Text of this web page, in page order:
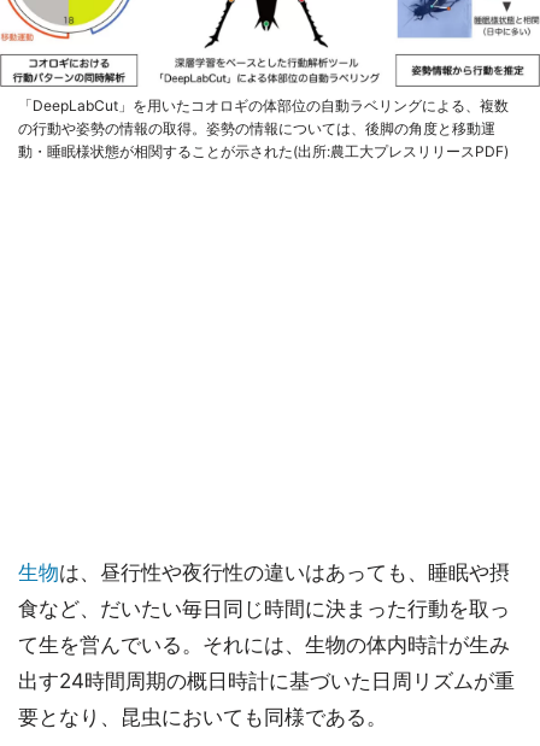
「DeepLabCut」を用いたコオロギの体部位の自動ラベリングによる、複数
の行動や姿勢の情報の取得。姿勢の情報については、後脚の角度と移動運
動・睡眠様状態が相関することが示された(出所:農工大プレスリリースPDF)
生物は、昼行性や夜行性の違いはあっても、睡眠や摂
食など、だいたい毎日同じ時間に決まった行動を取っ
て生を営んでいる。それには、生物の体内時計が生み
出す24時間周期の概日時計に基づいた日周リズムが重
要となり、昆虫においても同様である。